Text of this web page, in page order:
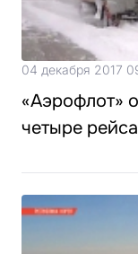
04 декабря 2017
«Аэрофлот»
четыре